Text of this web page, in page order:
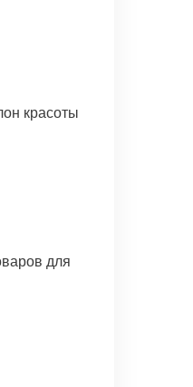
красоты
для